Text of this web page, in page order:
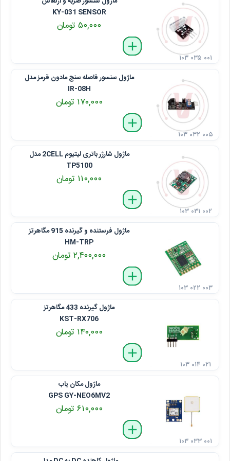
KY-031 SENSOR
۵۰,۰۰۰ تومان
delete
remove
add
۱۰۳ ۰۳۵ ۰۰۱
ماژول سنسور فاصله سنج مادون قرمز مدل
IR-08H
۱۷۰,۰۰۰ تومان
delete
remove
add
۱۰۳ ۰۳۲ ۰۰۵
ماژول شارژر باتری ليتيوم 2CELL مدل
TP5100
۱۱۰,۰۰۰ تومان
delete
remove
add
۱۰۳ ۰۳۱ ۰۰۲
ماژول فرستنده و گیرنده 915 مگاهرتز
HM-TRP
۲,۴۰۰,۰۰۰ تومان
delete
remove
add
۱۰۳ ۰۲۲ ۰۰۳
ماژول گیرنده 433 مگاهرتز
KST-RX706
۱۴۰,۰۰۰ تومان
delete
remove
add
۱۰۳ ۰۱۴ ۰۲۱
ماژول مکان یاب
GPS GY-NEO6MV2
۶۱۰,۰۰۰ تومان
delete
remove
add
۱۰۳ ۰۳۳ ۰۰۱